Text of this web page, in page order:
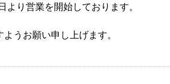
り営業を開始しております。
うお願い申し上げます。